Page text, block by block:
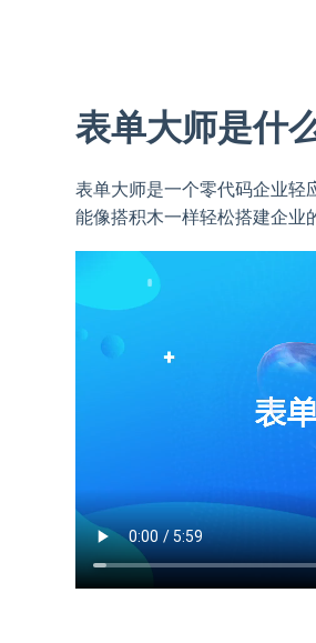
表单大师是什
表单大师是一个零代码企业
能像搭积木一样轻松搭建企业